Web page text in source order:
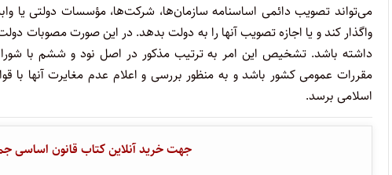
می‌تواند تصویب‏ دائمی‏ اساسنامه‏ سازمان‌ها، شرکت‌ها، مؤسسات‏ دولتی‏ یا
واگذار کند و یا اجازه‏ تصویب‏ آنها را به‏ دولت‏ بدهد. در این‏ صورت‏ مصوبات‏
داشته‏ باشد. تشخیص‏ این‏ امر به‏ ترتیب‏ مذکور در اصل‏ نود و ششم‏ با
مقررات‏ عمومی‏ کشور باشد و به‏ منظور بررسی‏ و اعلام‏ عدم‏ مغایرت‏ آنها با
اسلامی‏ برسد.
جهت خرید آنلاین کتاب قانون اساسی